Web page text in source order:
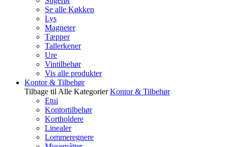
Se alle Køkken
Lys
Magneter
Tæpper
Tallerkener
Ure
Vintilbehør
Vis alle produkter
Kontor & Tilbehør
Tilbage til Alle Kategorier Kontor & Tilbehør
Etui
Kontortilbehør
Kortholdere
Linealer
Lommeregnere